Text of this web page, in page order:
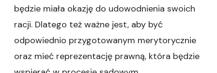
będzie miała okazję do udowodnienia swoich
racji. Dlatego też ważne jest, aby być
odpowiednio przygotowanym merytorycznie
oraz mieć reprezentację prawną, która będzie